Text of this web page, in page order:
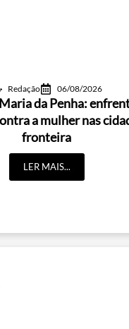
Redação 06/08/2026
da Penha:
a mulher nas
fronteira
LER MAIS...